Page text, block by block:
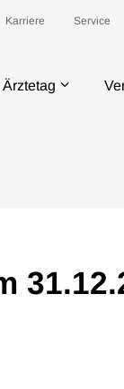
Karriere Service